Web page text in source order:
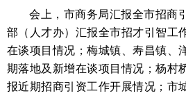
会上，市商务局汇报全市招商
部（人才办）汇报全市招才引智工
在谈项目情况；梅城镇、寿昌镇、
期落地及新增在谈项目情况；杨村
报近期招商引资工作开展情况；市